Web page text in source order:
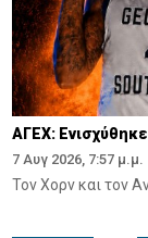
ΑΓΕΧ:
7 Αυγ 2026, 7:57 μ.μ.
Τον Χορν και τον